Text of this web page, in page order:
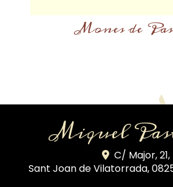
Mones de
Miquel
C/ Major, 21,
Sant Joan de Vilatorrada,